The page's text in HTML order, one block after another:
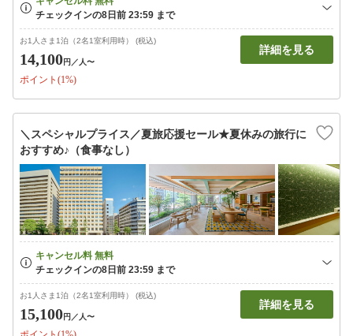
お1人さま1泊（2名1室利用時） (税込)
14,100円 ／人〜
ポイント(1%)
詳細を見る
＼スペシャルプライス／夏旅応援セール★夏休みの旅行に
おすすめ♪（食事なし）
お1人さま1泊（2名1室利用時） (税込)
15,100円 ／人〜
詳細を見る